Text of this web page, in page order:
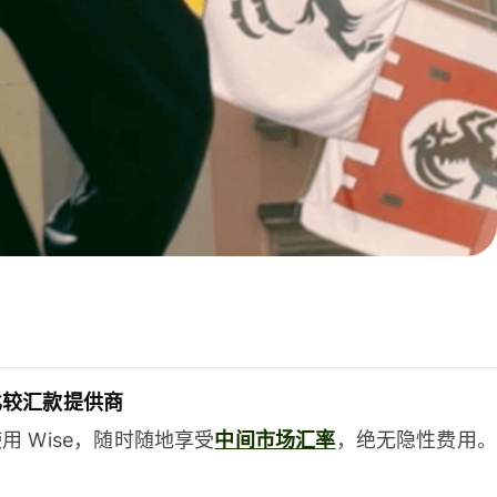
汇款提供商
Wise，随时随地享受中间市场汇率，绝无隐性费用。